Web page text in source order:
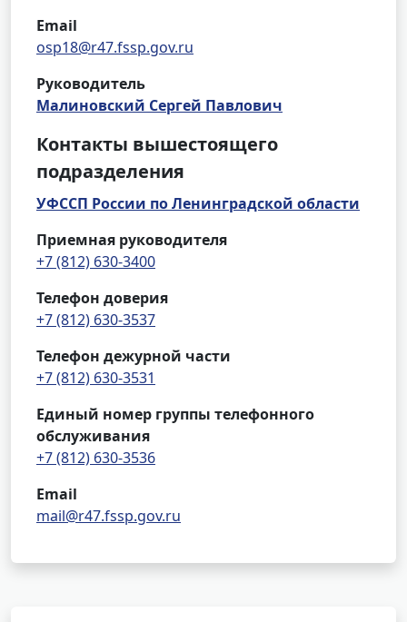
Email
osp18@r47.fssp.gov.ru
Руководитель
Малиновский Сергей Павлович
Контакты вышестоящего
подразделения
УФССП России по Ленинградской области
Приемная руководителя
+7 (812) 630-3400
Телефон доверия
+7 (812) 630-3537
Телефон дежурной части
+7 (812) 630-3531
Единый номер группы телефонного
обслуживания
+7 (812) 630-3536
Email
mail@r47.fssp.gov.ru